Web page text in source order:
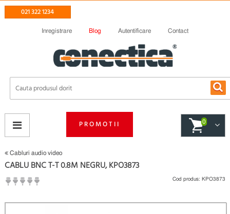
021 322 1234
Inregistrare Blog Autentificare Contact
PROMOTII 0
Cabluri audio video
CABLU BNC T-T 0.8M NEGRU, KPO3873
Fii primul care scrie un review
Cod produs: KPO3873